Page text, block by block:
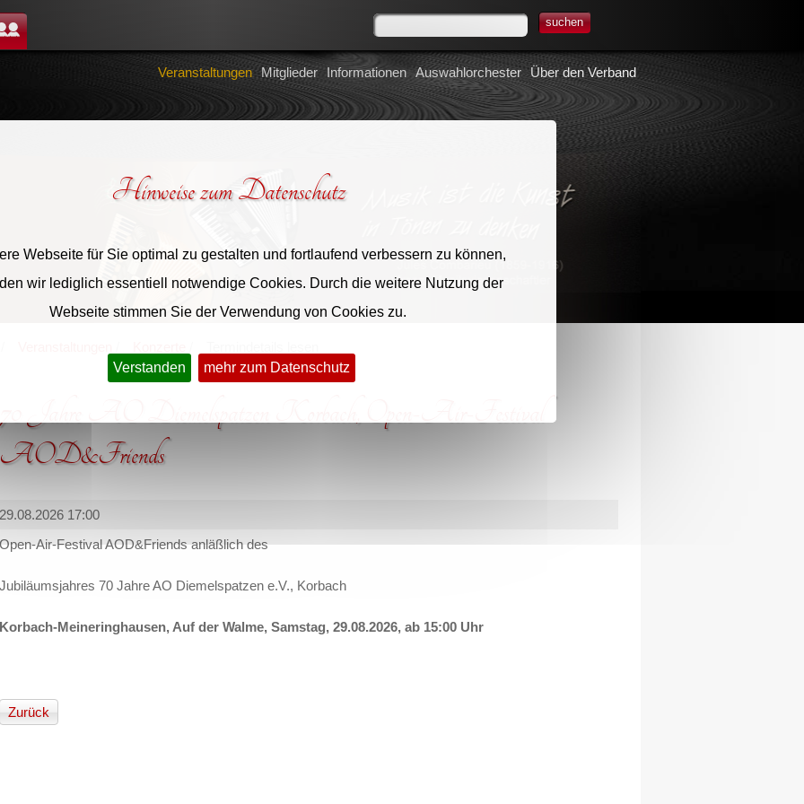
Hinweise zum Datenschutz
Webseite für Sie optimal zu gestalten und fortlaufend verbessern zu können,
wir lediglich essentiell notwendige Cookies. Durch die weitere Nutzung der
Webseite stimmen Sie der Verwendung von Cookies zu.
Verstanden mehr zum Datenschutz
suchen
Veranstaltungen Mitglieder Informationen Auswahlorchester Über den Verband
70 Jahre AO Diemelspatzen Korbach, Open-Air-Festival
AOD&Friends
29.08.2026 17:00
Open-Air-Festival AOD&Friends anläßlich des
Jubiläumsjahres 70 Jahre AO Diemelspatzen e.V., Korbach
Korbach-Meineringhausen, Auf der Walme, Samstag, 29.08.2026, ab 15:00 Uhr
Zurück